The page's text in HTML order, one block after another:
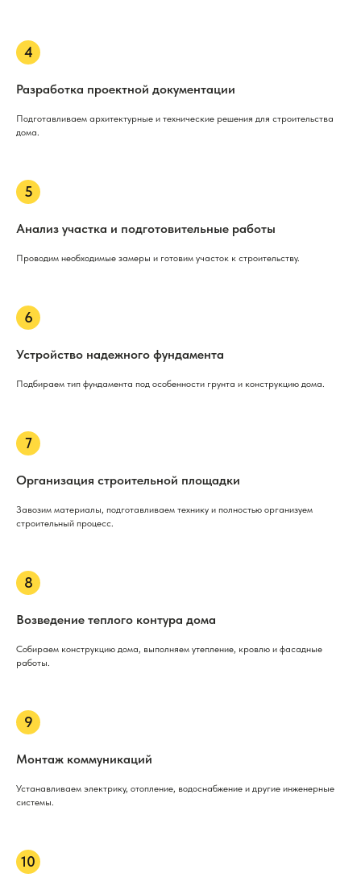
Разработка проектной документации
Подготавливаем архитектурные и технические решения для строительства
дома.
Анализ участка и подготовительные работы
Проводим необходимые замеры и готовим участок к строительству.
Устройство надежного фундамента
Подбираем тип фундамента под особенности грунта и конструкцию дома.
Организация строительной площадки
Завозим материалы, подготавливаем технику и полностью организуем
строительный процесс.
Возведение теплого контура дома
Собираем конструкцию дома, выполняем утепление, кровлю и фасадные
работы.
Монтаж коммуникаций
Устанавливаем электрику, отопление, водоснабжение и другие инженерные
системы.